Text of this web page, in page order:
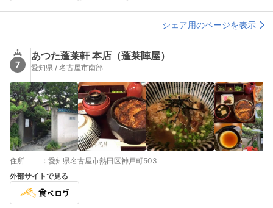
シェア用のページを表示
7
あつた蓬莱軒 本店（蓬莱陣屋）
愛知県 / 名古屋市南部
住所 : 愛知県名古屋市熱田区神戸町503
外部サイトで見る